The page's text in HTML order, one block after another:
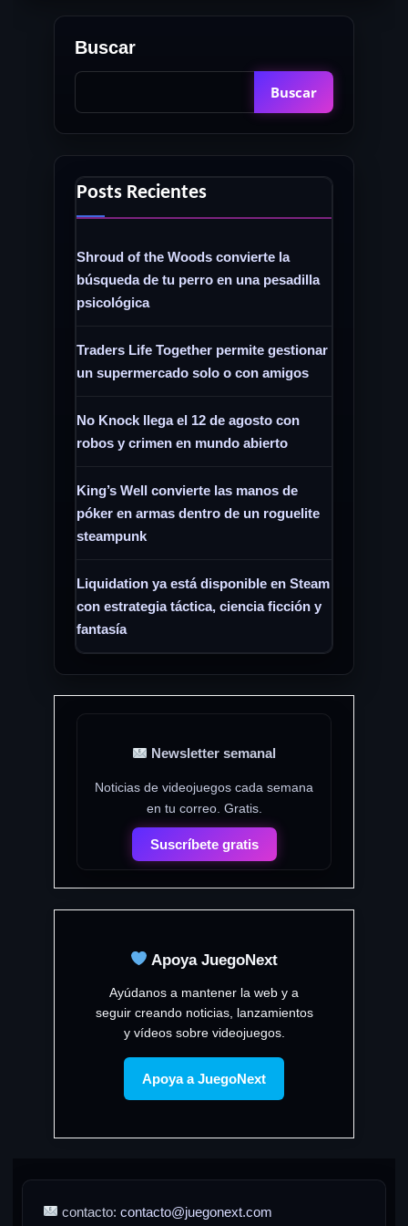
demo
en
grandes
sensaciones
con
historia,
música
y
Buscar
Buscar
Posts Recientes
Shroud of the Woods convierte la
búsqueda de tu perro en una pesadilla
psicológica
Traders Life Together permite gestionar
un supermercado solo o con amigos
No Knock llega el 12 de agosto con
robos y crimen en mundo abierto
King’s Well convierte las manos de
póker en armas dentro de un roguelite
steampunk
Liquidation ya está disponible en Steam
con estrategia táctica, ciencia ficción y
fantasía
Newsletter semanal
Noticias de videojuegos cada semana
en tu correo. Gratis.
Suscríbete gratis
Apoya JuegoNext
Ayúdanos a mantener la web y a
seguir creando noticias, lanzamientos
y vídeos sobre videojuegos.
Apoya a JuegoNext
contacto:contacto@juegonext.com